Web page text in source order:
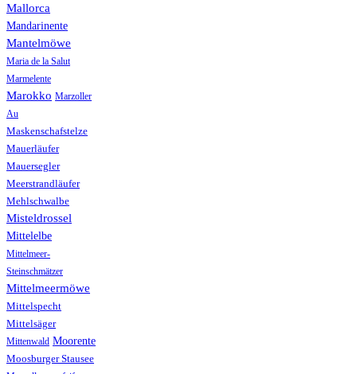
Mallorca
Mandarinente
Mantelmöwe
Maria de la Salut
Marmelente
Marokko Marzoller
Au
Maskenschafstelze
Mauerläufer
Mauersegler
Meerstrandläufer
Mehlschwalbe
Misteldrossel
Mittelelbe
Mittelmeer-
Steinschmätzer
Mittelmeermöwe
Mittelspecht
Mittelsäger
Mittenwald Moorente
Moosburger Stausee